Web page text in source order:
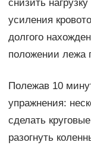
снизить
усиления
долгого
положении лежа
Полежав 10
упражнения:
сделать
разогнуть